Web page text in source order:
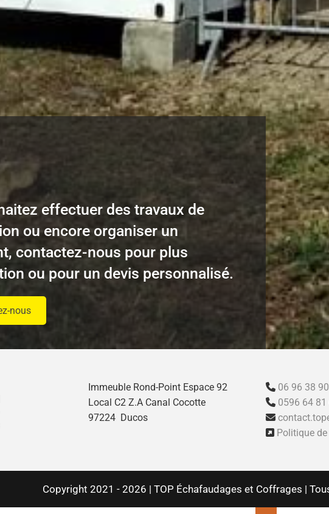
effectuer des travaux de
ou encore organiser un
contactez-nous pour plus
ou pour un devis personnalisé.
nous
Immeuble Rond-Point Espace 92
Local C2 Z.A Canal Cocotte
97224 Ducos
 06 96 38
 0596 64 81

 Politique
Copyright 2021 - 2026 | TOP Échafaudages et Coffrages |